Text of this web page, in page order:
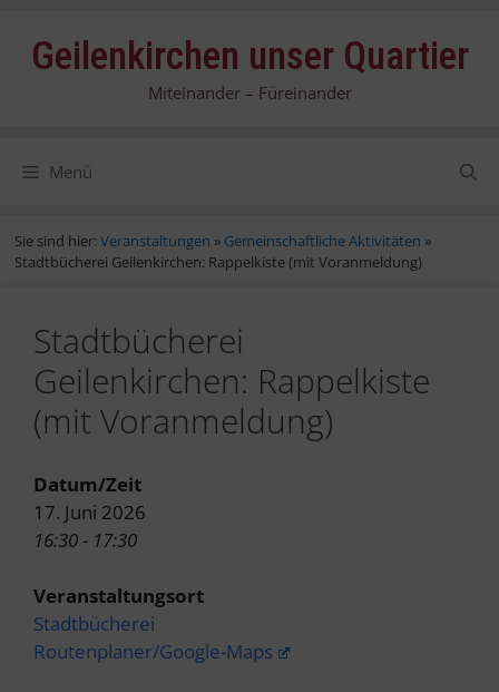
InhaltGeilenkirchen unser Quartier
Miteinander – Füreinander
Menü
Sie sind hier: Veranstaltungen » Gemeinschaftliche Aktivitäten »
Stadtbücherei Geilenkirchen: Rappelkiste (mit Voranmeldung)
Stadtbücherei
Geilenkirchen: Rappelkiste
(mit Voranmeldung)
Datum/Zeit
17. Juni 2026
16:30 - 17:30
Veranstaltungsort
Stadtbücherei
Routenplaner/Google-Maps